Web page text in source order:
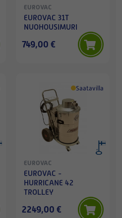
EUROVAC
EUROVAC 31T
NUOHOUSIMURI
749,00 €
Saatavilla
EUROVAC
EUROVAC -
HURRICANE 42
TROLLEY
2249,00 €